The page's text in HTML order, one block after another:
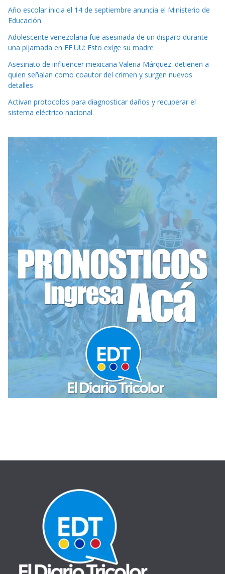
Año escolar inicia el 14 de septiembre anuncia el Ministerio de
Educación
Adolescente venezolana fue asesinada de un disparo durante
una pijamada en EE.UU: Esto exige su madre
Asesinato de influencer mexicana Valeria Márquez: detienen a
quien señalan como coautor del crimen y surgen nuevos
detalles
Activan protocolos para diagnosticar daños y recuperar el
sistema eléctrico nacional